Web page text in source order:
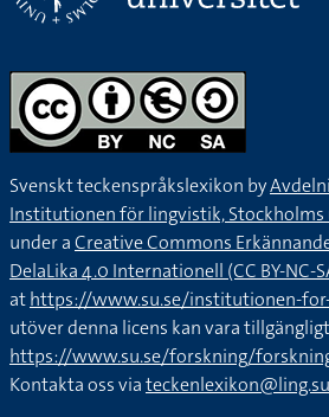
Svenskt teckenspråkslexikon by
Institutionen för lingvistik,
under aCreative Commons
DelaLika 4.0 Internationell (CC BY-NC-
athttps://www.su.se/institutionen-
utöver denna licens kan vara
https://www.su.se/forskning/
Kontakta oss via